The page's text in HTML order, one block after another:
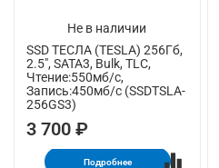
Не в наличии
SSD ТЕСЛА (TESLA) 256Гб,
2.5", SATA3, Bulk, TLC,
Чтение:550мб/с,
Запись:450мб/с (SSDTSLA-
256GS3)
3 700 ₽
Подробнее